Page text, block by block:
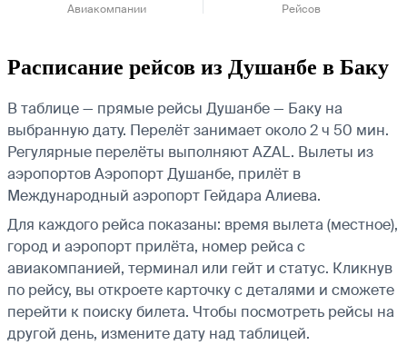
Авиакомпании Рейсов
Расписание рейсов из Душанбе в Баку
В таблице — прямые рейсы Душанбе — Баку на
выбранную дату. Перелёт занимает около 2 ч 50 мин.
Регулярные перелёты выполняют AZAL. Вылеты из
аэропортов Аэропорт Душанбе, прилёт в
Международный аэропорт Гейдара Алиева.
Для каждого рейса показаны: время вылета (местное),
город и аэропорт прилёта, номер рейса с
авиакомпанией, терминал или гейт и статус. Кликнув
по рейсу, вы откроете карточку с деталями и сможете
перейти к поиску билета. Чтобы посмотреть рейсы на
другой день, измените дату над таблицей.